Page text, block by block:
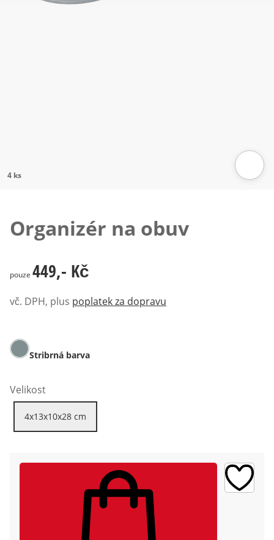
4 ks
Organizér na obuv
449,- Kč
pouze 449,- Kč
vč. DPH, plus poplatek za dopravu
Stribrná barva
Velikost
4x13x10x28 cm